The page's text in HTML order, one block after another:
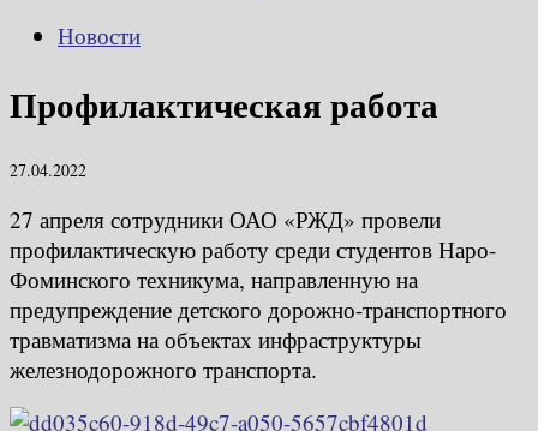
Новости
Профилактическая работа
27.04.2022
27 апреля сотрудники ОАО «РЖД» провели
профилактическую работу среди студентов Наро-
Фоминского техникума, направленную на
предупреждение детского дорожно-транспортного
травматизма на объектах инфраструктуры
железнодорожного транспорта.